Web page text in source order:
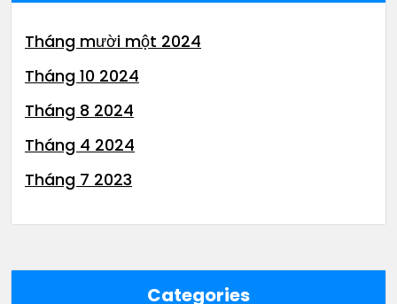
Tháng mười một 2024
Tháng 10 2024
Tháng 8 2024
Tháng 4 2024
Tháng 7 2023
Categories